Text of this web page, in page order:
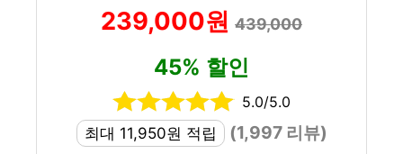
239,000원 439,000
45% 할인
5.0/5.0
최대 11,950원 적립
(1,997 리뷰)